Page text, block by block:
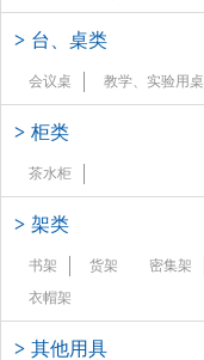
> 台、桌类
会议桌 教学、实验用桌
> 柜类
茶水柜
> 架类
书架 货架
密集架
衣帽架
> 其他用具